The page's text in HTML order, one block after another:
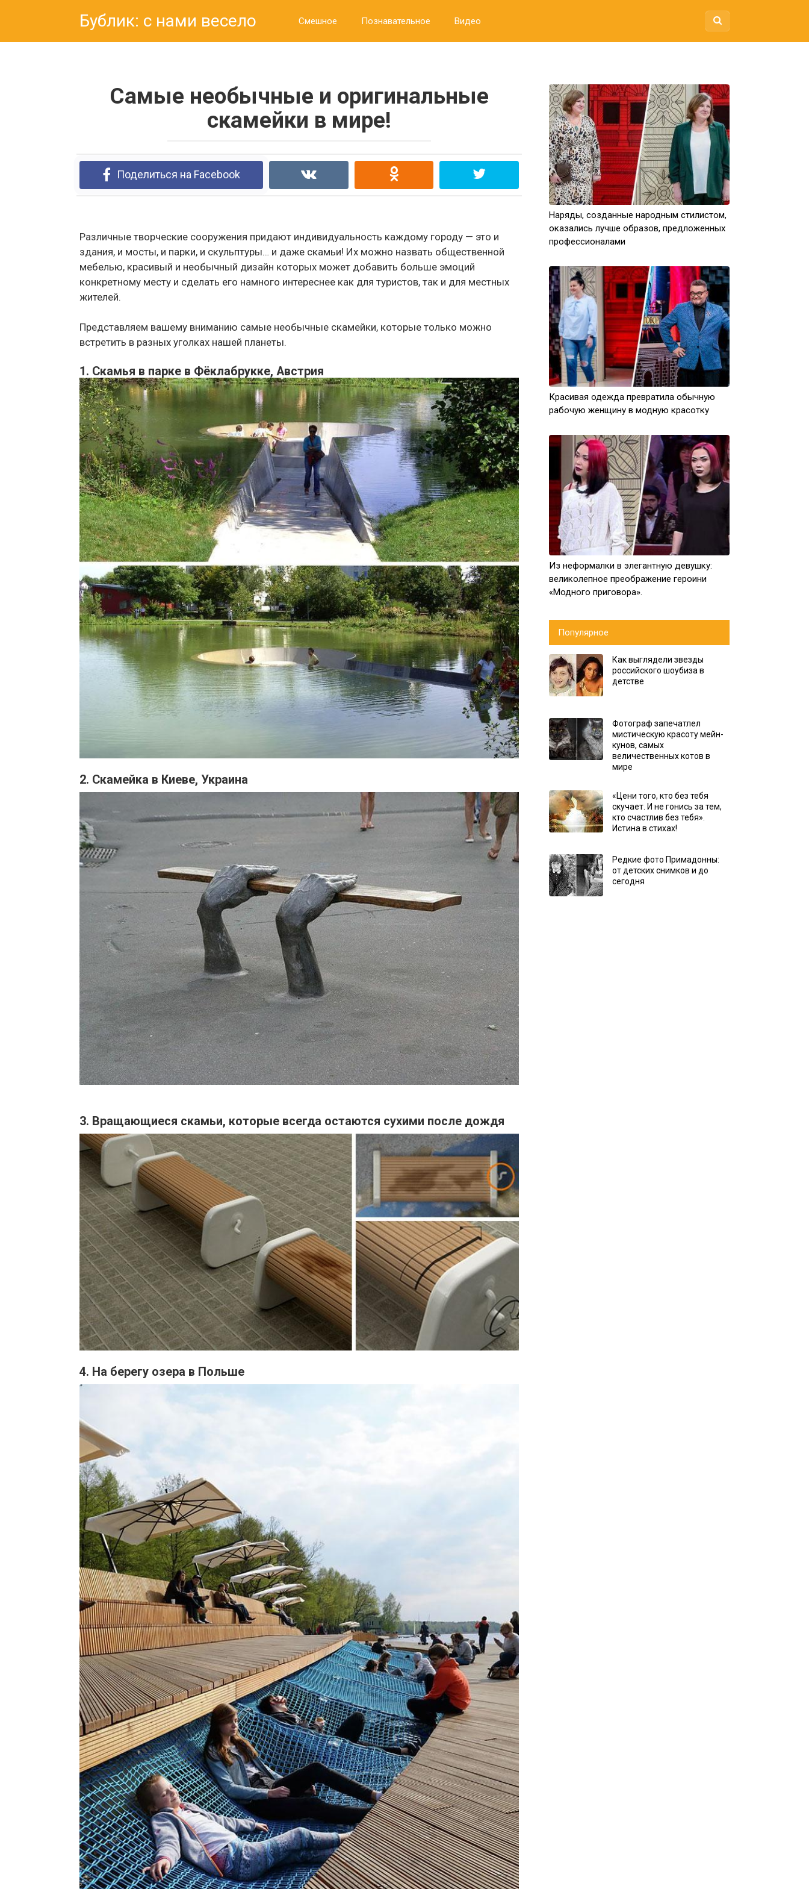
Бублик: с нами весело Смешное Познавательное Видео
Самые необычные и оригинальные
скамейки в мире!
Поделиться на Facebook
Различные творческие сооружения придают индивидуальность каждому городу — это и
здания, и мосты, и парки, и скульптуры… и даже скамьи! Их можно назвать общественной
мебелью, красивый и необычный дизайн которых может добавить больше эмоций
конкретному месту и сделать его намного интереснее как для туристов, так и для местных
жителей.
Представляем вашему вниманию самые необычные скамейки, которые только можно
встретить в разных уголках нашей планеты.
1. Скамья в парке в Фёклабрукке, Австрия
2. Скамейка в Киеве, Украина
3. Вращающиеся скамьи, которые всегда остаются сухими после дождя
4. На берегу озера в Польше
Наряды, созданные народным стилистом,
оказались лучше образов, предложенных
профессионалами
Красивая одежда превратила обычную
рабочую женщину в модную красотку
Из неформалки в элегантную девушку:
великолепное преображение героини
«Модного приговора».
Популярное
Как выглядели звезды
российского шоубиза в
детстве
Фотограф запечатлел
мистическую красоту мейн-
кунов, самых
величественных котов в
мире
«Цени того, кто без тебя
скучает. И не гонись за тем,
кто счастлив без тебя».
Истина в стихах!
Редкие фото Примадонны:
от детских снимков и до
сегодня